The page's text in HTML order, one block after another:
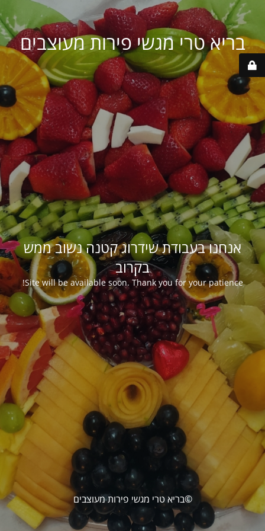
בריא טרי מגשי פירות מעוצבים
אנחנו בעבודת שידרוג קטנה נשוב ממש
בקרוב
Site will be available soon. Thank you for your patience!
©בריא טרי מגשי פירות מעוצבים